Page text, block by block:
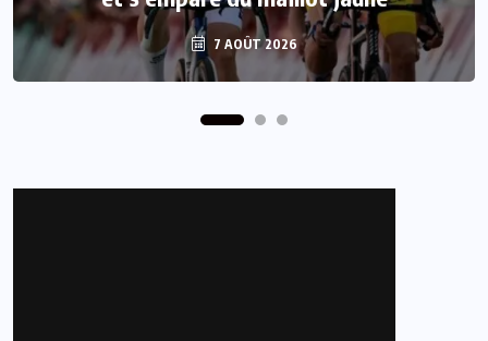
7 AOÛT 2026
7 AOÛT 2026